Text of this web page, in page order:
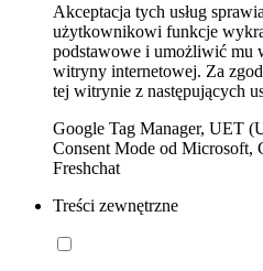
Akceptacja tych usług
użytkownikowi funkcje
podstawowe i umożliwić mu
witryny internetowej. Za
tej witrynie z następujących
Google Tag Manager, UET
Consent Mode od Microsoft,
Freshchat
Treści zewnętrzne